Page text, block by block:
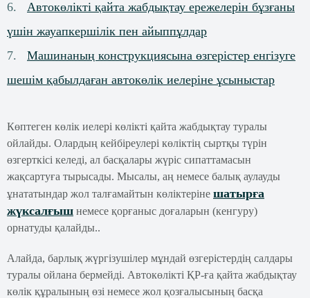
Автокөлікті қайта жабдықтау ережелерін бұзғаны
үшін жауапкершілік пен айыппұлдар
Машинаның конструкциясына өзгерістер енгізуге
шешім қабылдаған автокөлік иелеріне ұсыныстар
Көптеген көлік иелері көлікті қайта жабдықтау туралы
ойлайды. Олардың кейбіреулері көліктің сыртқы түрін
өзгерткісі келеді, ал басқалары жүріс сипаттамасын
жақсартуға тырысады. Мысалы, аң немесе балық аулауды
ұнататындар жол талғамайтын көліктеріне шатырға
жүксалғыш немесе қорғаныс доғаларын (кенгуру)
орнатуды қалайды..
Алайда, барлық жүргізушілер мұндай өзгерістердің салдары
туралы ойлана бермейді. Автокөлікті ҚР-ға қайта жабдықтау
көлік құралының өзі немесе жол қозғалысының басқа